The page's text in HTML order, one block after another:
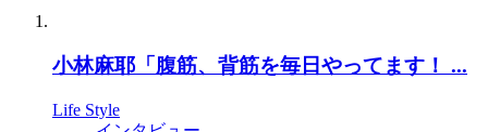
小林麻耶「腹筋、背筋を毎日やってます！ ...
Life Style